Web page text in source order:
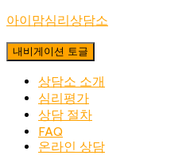
아이맘심리상담소
내비게이션 토글
상담소 소개
심리평가
상담 절차
FAQ
온라인 상담